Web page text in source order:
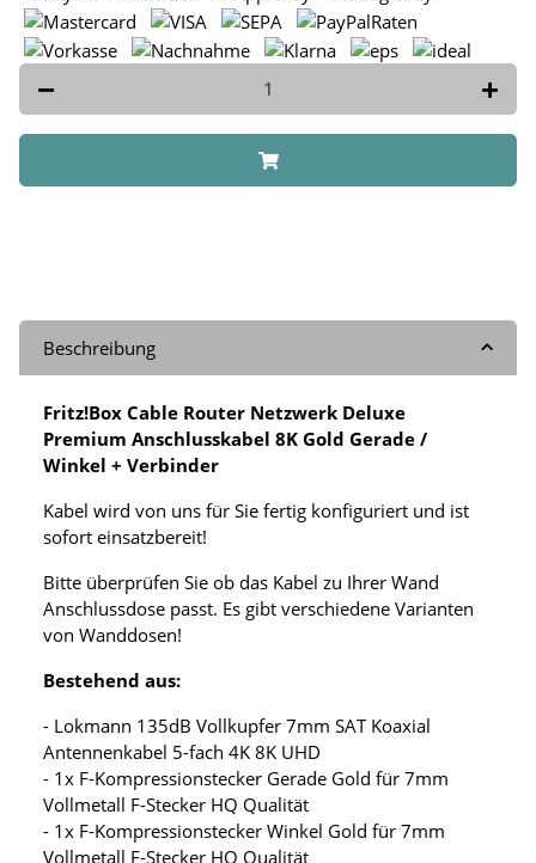
Beschreibung
Fritz!Box Cable Router Netzwerk Deluxe
Premium Anschlusskabel 8K Gold Gerade /
Winkel + Verbinder
Kabel wird von uns für Sie fertig konfiguriert und ist
sofort einsatzbereit!
Bitte überprüfen Sie ob das Kabel zu Ihrer Wand
Anschlussdose passt. Es gibt verschiedene Varianten
von Wanddosen!
Bestehend aus:
- Lokmann 135dB Vollkupfer 7mm SAT Koaxial
Antennenkabel 5-fach 4K 8K UHD
- 1x F-Kompressionstecker Gerade Gold für 7mm
Vollmetall F-Stecker HQ Qualität
- 1x F-Kompressionstecker Winkel Gold für 7mm
Vollmetall F-Stecker HQ Qualität